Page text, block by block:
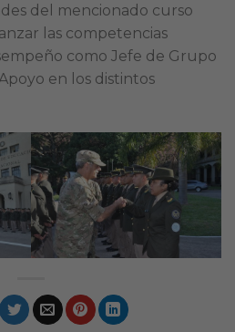
del mencionado curso
las competencias
como Jefe de Grupo
en los distintos